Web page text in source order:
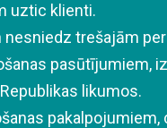
uztic klienti.
nesniedz trešajām
pasūtījumiem,
likumos.
pakalpojumiem,